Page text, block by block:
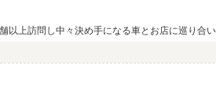
上訪問し中々決め手になる車とお店に巡り合
て営業のスタッフさんのお客様目線での対応に
ービスをして頂き感謝しています。 ホントに